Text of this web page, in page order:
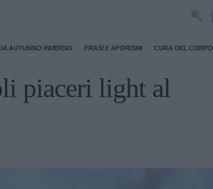
AUTUNNO INVERNO FRASI E AFORISMI CURA DEL CORPO
piaceri light al